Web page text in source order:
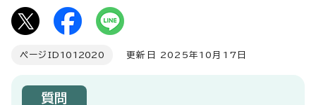
ページID 1012020 更新日 2025年10月17日
質問